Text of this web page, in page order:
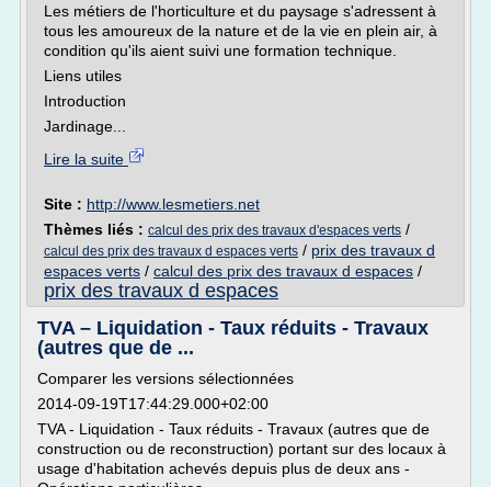
Les métiers de l'horticulture et du paysage s'adressent à
tous les amoureux de la nature et de la vie en plein air, à
condition qu'ils aient suivi une formation technique.
Liens utiles
Introduction
Jardinage...
Lire la suite
Site : http://www.lesmetiers.net
Thèmes liés : calcul des prix des travaux d'espaces verts /
calcul des prix des travaux d espaces verts / prix des travaux d
espaces verts / calcul des prix des travaux d espaces /
prix des travaux d espaces
TVA – Liquidation - Taux réduits - Travaux
(autres que de ...
Comparer les versions sélectionnées
2014-09-19T17:44:29.000+02:00
TVA - Liquidation - Taux réduits - Travaux (autres que de
construction ou de reconstruction) portant sur des locaux à
usage d'habitation achevés depuis plus de deux ans -